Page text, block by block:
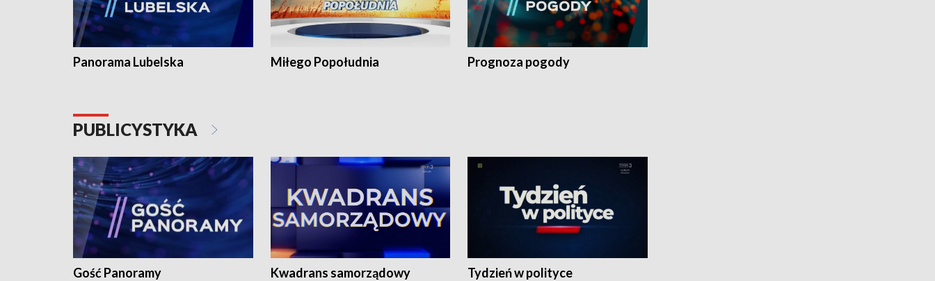
Panorama Lubelska Miłego Popołudnia Prognoza pogody
PUBLICYSTYKA
Gość Panoramy Kwadrans samorządowy Tydzień w polityce